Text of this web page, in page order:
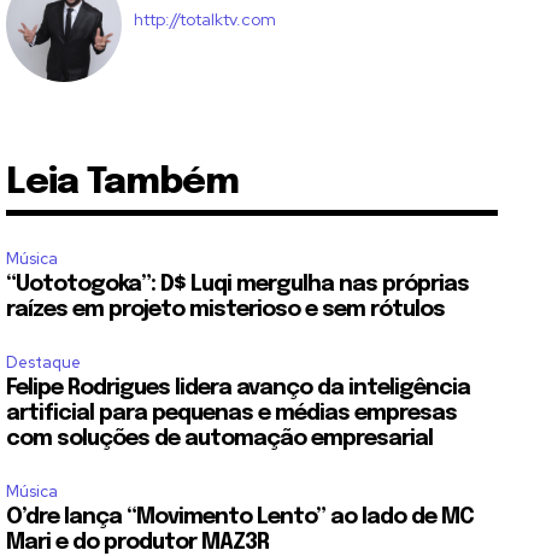
http://totalktv.com
Leia Também
Música
“Uototogoka”: D$ Luqi mergulha nas próprias
raízes em projeto misterioso e sem rótulos
Destaque
Felipe Rodrigues lidera avanço da inteligência
artificial para pequenas e médias empresas
com soluções de automação empresarial
Música
O’dre lança “Movimento Lento” ao lado de MC
Mari e do produtor MAZ3R